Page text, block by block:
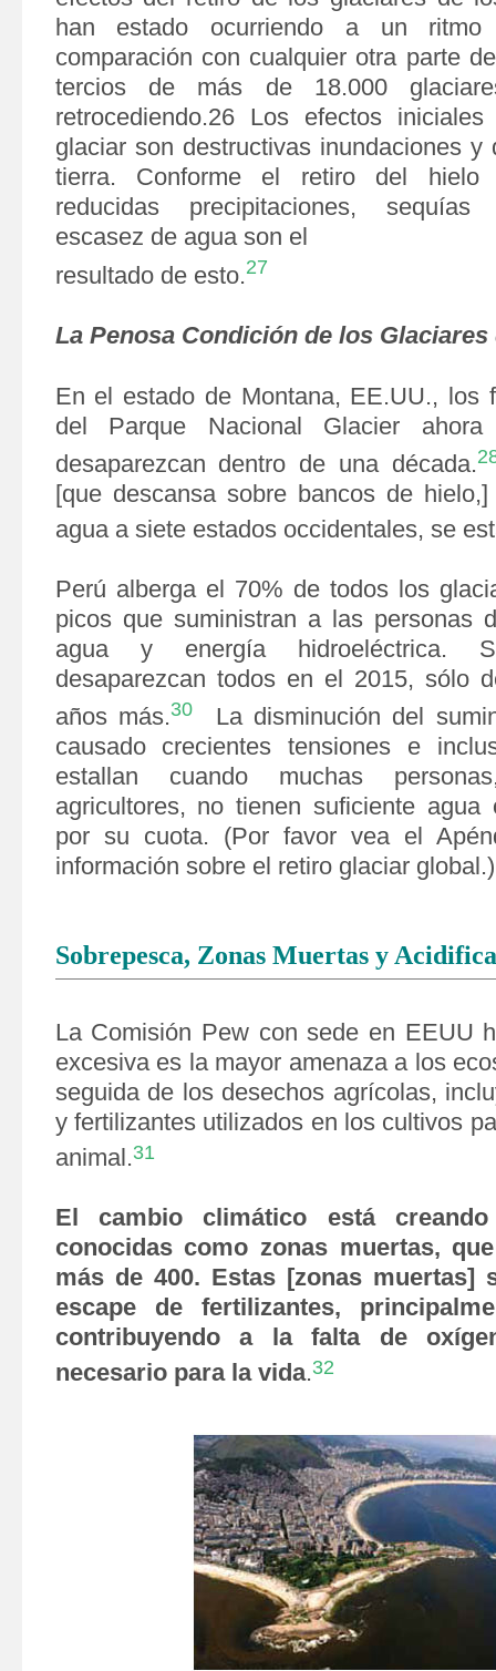
han estado ocurriendo a un
comparación con cualquier otra parte
tercios de más de 18.000
retrocediendo.26 Los efectos
glaciar son destructivas inundaciones y
tierra. Conforme el retiro del hielo
reducidas precipitaciones,
escasez de agua son el
resultado de esto.27
La Penosa Condición de los Glaciares
En el estado de Montana, EE.UU., los
del Parque Nacional Glacier
desaparezcan dentro de una década.
[que descansa sobre bancos de
agua a siete estados occidentales, se
Perú alberga el 70% de todos los
picos que suministran a las personas
agua y energía hidroeléctrica.
desaparezcan todos en el 2015, sólo
años más.30La disminución del
causado crecientes tensiones e
estallan cuando muchas
agricultores, no tienen suficiente agua
por su cuota. (Por favor vea el
información sobre el retiro glaciar global.)
Sobrepesca, Zonas Muertas y
La Comisión Pew con sede en EEUU
excesiva es la mayor amenaza a los
seguida de los desechos agrícolas,
y fertilizantes utilizados en los cultivos
animal.31
El cambio climático está
conocidas como zonas muertas,
más de 400. Estas [zonas muertas]
escape de fertilizantes,
contribuyendo a la falta de
necesario para la vida.32